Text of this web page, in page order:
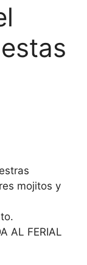
mojitos y
AL FERIAL